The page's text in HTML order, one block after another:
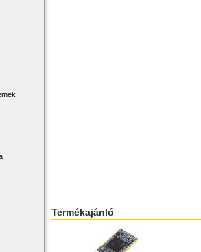
Termékajánló